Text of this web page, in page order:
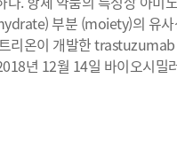
부분 (moiety)의 유
리온이 개발한
년 12월 14일 바이오시밀